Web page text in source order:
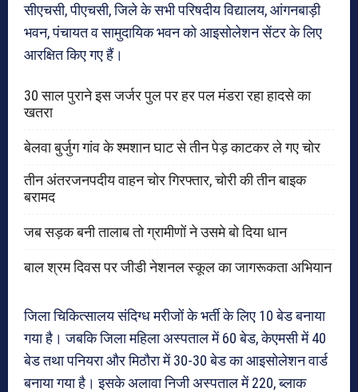
सीएचसी, पीएचसी, जिले के सभी परिषदीय विद्यालय, आंगनबाड़ी
भवन, पंचायत व सामुदायिक भवन को आइसोलेशन सेंटर के लिए
आरक्षित किए गए हैं।
30 साल पुराने इस जर्जर पुल पर हर पल मंडरा रहा हादसे का
खतरा
बेलवा बुर्जुग गांव के श्मशान घाट से तीन पेड़ काटकर ले गए चोर
तीन अंतरजनपदीय वाहन चोर गिरफ्तार, चोरी की तीन बाइक
बरामद
जब सड़क बनी तालाब तो ग्रामीणों ने उसमे बो दिया धान
बाल श्रम दिवस पर जीडी नेशनल स्कूल का जागरूकता अभियान
जिला चिकित्सालय संदिग्ध मरीजों के भर्ती के लिए 10 बेड बनाया
गया है। जबकि जिला महिला अस्पताल में 60 बेड, केएमसी में 40
बेड तथा पनियरा और मिठौरा में 30-30 बेड का आइसोलेशन वार्ड
बनाया गया है। इसके अलावा निजी अस्पताल में 220, ब्लाक